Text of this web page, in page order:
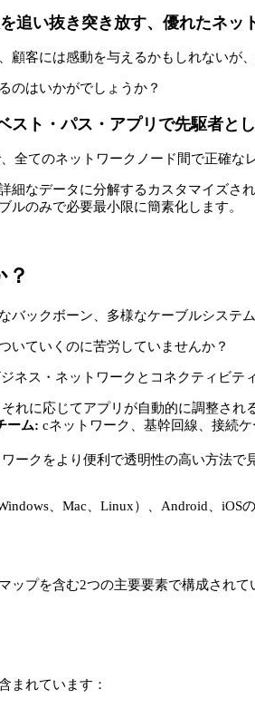
追い抜き突き放す、優れたネッ
客には感動を与えるかもしれないが
のはいかがでしょうか？
ト・パス・アプリで先駆者と
全てのネットワークノード間で正確な
細なデータに分解するカスタマイズ
ルのみで必要最小限に簡素化します。
バックボーン、多様なケーブルシステ
いていくのに苦労していませんか？
ネス・ネットワークとコネクティビ
れに応じてアプリが自動的に調整さ
ーム: cネットワーク、基幹回線、接続
ークをより便利で透明性の高い方法で
、Mac、Linux）、Android、iOS
プを含む2つの主要要素で構成されて
まれています：